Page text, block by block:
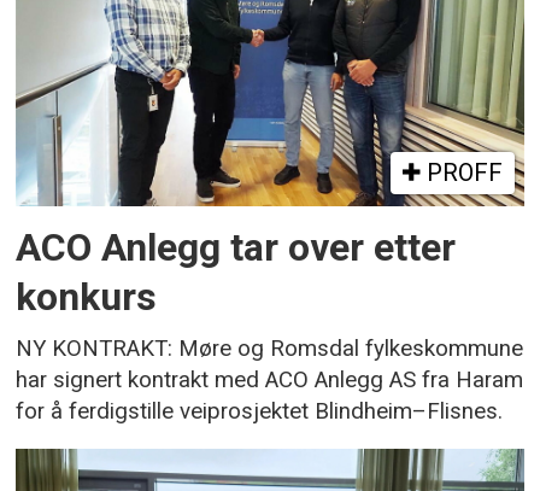
PROFF
ACO Anlegg tar over etter
konkurs
NY KONTRAKT: Møre og Romsdal fylkeskommune
har signert kontrakt med ACO Anlegg AS fra Haram
for å ferdigstille veiprosjektet Blindheim–Flisnes.